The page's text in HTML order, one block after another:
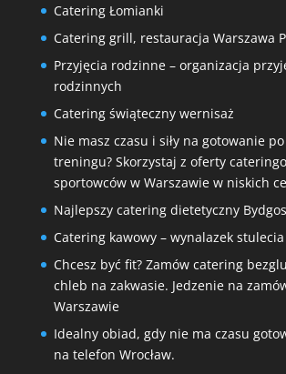
Catering Łomianki
Catering grill, restauracja Warszawa
Przyjęcia rodzinne – organizacja
rodzinnych
Catering świąteczny wernisaż
Nie masz czasu i siły na gotowanie
treningu? Skorzystaj z oferty
sportowców w Warszawie w niskich
Najlepszy catering dietetyczny
Catering kawowy – wynalazek stulecia
Chcesz być fit? Zamów catering
chleb na zakwasie. Jedzenie na
Warszawie
Idealny obiad, gdy nie ma czasu
na telefon Wrocław.